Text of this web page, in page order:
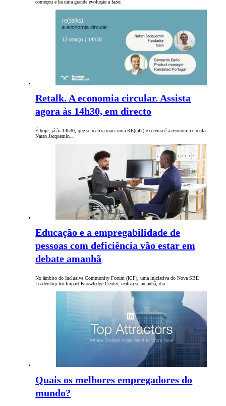
começou e há uma grande evolução a fazer.
Retalk. A economia circular. Assista
agora às 14h30, em directo
É hoje, já às 14h30, que se realiza mais uma RE(talk) e o tema é a economia circular.
Natan Jacquemin…
Educação e a empregabilidade de
pessoas com deficiência vão estar em
debate amanhã
No âmbito do Inclusive Community Forum (ICF), uma iniciativa do Nova SBE
Leadership for Impact Knowledge Center, realiza-se amanhã, dia…
Quais os melhores empregadores do
mundo?